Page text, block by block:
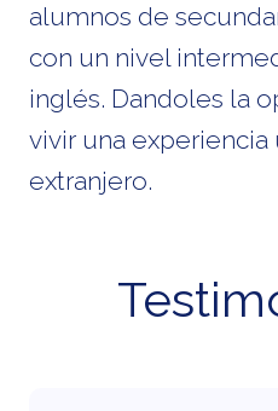
alumnos de
con un nivel
inglés. Dandoles la
vivir una experiencia
extranjero.